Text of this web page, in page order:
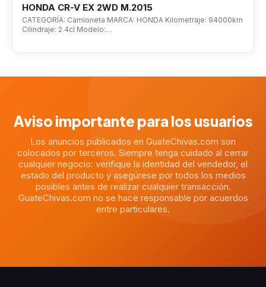
HONDA CR-V EX 2WD M.2015
CATEGORÍA: Camioneta MARCA: HONDA Kilometraje: 94000km
Cilindraje: 2.4cl Modelo:…
Aviso importante para los usuarios
Los anuncios publicados en GuateChivas.com son
colocados por terceros. Siempre tenga cuidado al cerrar
cualquier negocio: verifique la identidad del vendedor, el
estado del producto y asegúrese por todos los medios
posibles antes de realizar cualquier transacción.
GuateChivas.com no se hace responsable por acuerdos
entre particulares.